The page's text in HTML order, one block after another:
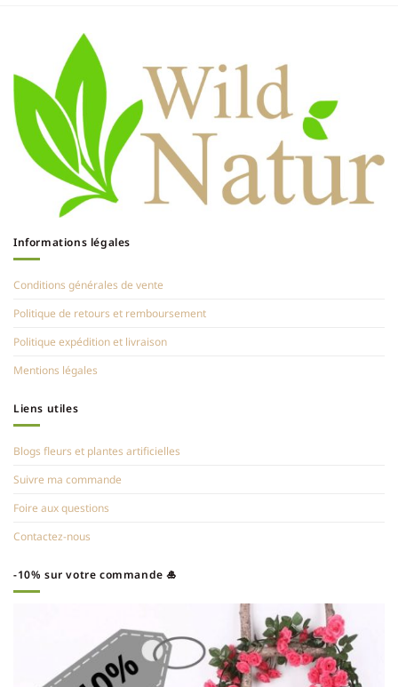
Informations légales
Conditions générales de vente
Politique de retours et remboursement
Politique expédition et livraison
Mentions légales
Liens utiles
Blogs fleurs et plantes artificielles
Suivre ma commande
Foire aux questions
Contactez-nous
-10% sur votre commande 🎍